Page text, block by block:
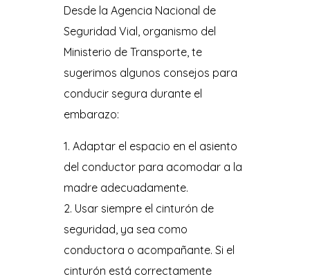
Desde la Agencia Nacional de
Seguridad Vial, organismo del
Ministerio de Transporte, te
sugerimos algunos consejos para
conducir segura durante el
embarazo:
Adaptar el espacio en el asiento
del conductor para acomodar a la
madre adecuadamente.
Usar siempre el cinturón de
seguridad, ya sea como
conductora o acompañante. Si el
cinturón está correctamente